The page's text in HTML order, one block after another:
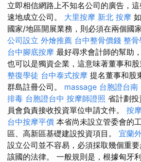
立即相信網路上不知名公司的廣告，
速地成立公司。 大里按摩 新北 按摩
國家/地區開展業務，則必須在兩個國
公司設立 外燴推薦 台中整骨價錢 整骨
台中腳底按摩 最好尋求會計師的幫助
也可以是獨資企業，這意味著董事和股
整復學徒 台中泰式按摩 提名董事和股
群島註冊公司。 massage 台胞證台南
排毒 台胞證台中 按摩師證照 省計劃
員會負責接收投資單位申請文件。 按
台中按摩平價 本省尚未設立管委會的
區、高新區基礎建設投資項目。 宜蘭
設立公司並不容易，必須採取幾個重
該國的法律。 一般規則是，根據匈牙